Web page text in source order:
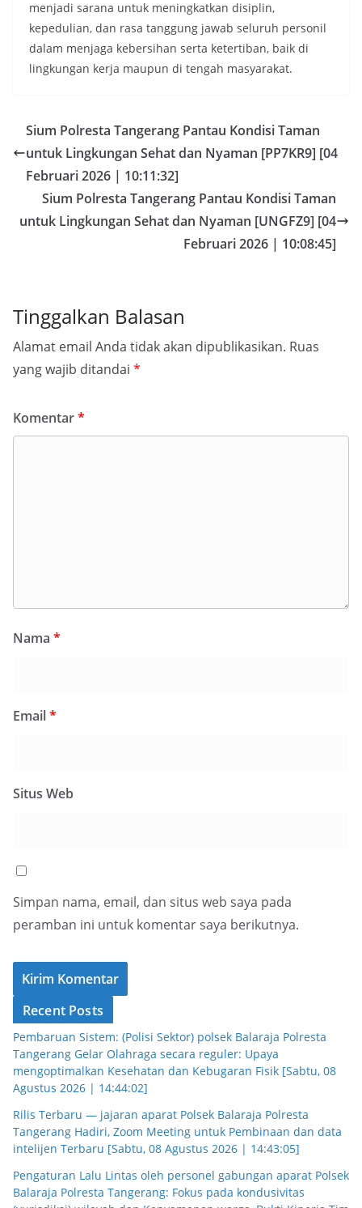
menjadi sarana untuk meningkatkan disiplin,
kepedulian, dan rasa tanggung jawab seluruh personil
dalam menjaga kebersihan serta ketertiban, baik di
lingkungan kerja maupun di tengah masyarakat.
Sium Polresta Tangerang Pantau Kondisi Taman
untuk Lingkungan Sehat dan Nyaman [PP7KR9] [04
Februari 2026 | 10:11:32]
Sium Polresta Tangerang Pantau Kondisi Taman
untuk Lingkungan Sehat dan Nyaman [UNGFZ9] [04
Februari 2026 | 10:08:45]
Tinggalkan Balasan
Alamat email Anda tidak akan dipublikasikan. Ruas
yang wajib ditandai *
Komentar*
Nama *
Email*
Situs Web
Simpan nama, email, dan situs web saya pada
peramban ini untuk komentar saya berikutnya.
Recent Posts
Pembaruan Sistem: (Polisi Sektor) polsek Balaraja Polresta
Tangerang Gelar Olahraga secara reguler: Upaya
mengoptimalkan Kesehatan dan Kebugaran Fisik [Sabtu, 08
Agustus 2026 | 14:44:02]
Rilis Terbaru — jajaran aparat Polsek Balaraja Polresta
Tangerang Hadiri, Zoom Meeting untuk Pembinaan dan data
intelijen Terbaru [Sabtu, 08 Agustus 2026 | 14:43:05]
Pengaturan Lalu Lintas oleh personel gabungan aparat Polsek
Balaraja Polresta Tangerang: Fokus pada kondusivitas